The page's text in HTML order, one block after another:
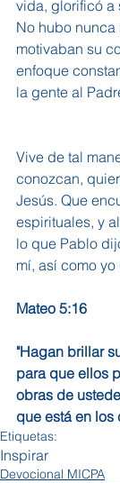
vida, glorificó a
No hubo
motivaban su
enfoque
la gente al
Vive de tal
conozcan,
Jesús. Que
espirituales, y
lo que Pablo
mí, así como yo
Mateo 5:16
"Hagan brillar
para que ellos
obras de
que está en los
Etiquetas:
Inspirar
Devocional MICPA